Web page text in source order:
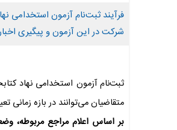
شرکت در این آزمون و پیگیری
ثبت‌نام آزمون استخدامی نهاد
متقاضیان می‌توانند در بازه زمانی